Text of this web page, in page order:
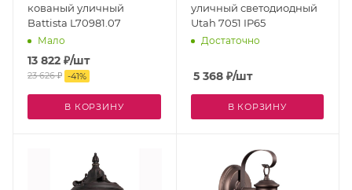
кованый уличный
Battista L70981.07
Мало
13 822 ₽/шт
23 626₽ -41%
В КОРЗИНУ
уличный светодиодный
Utah 7051 IP65
Достаточно
5 368₽/шт
В КОРЗИНУ